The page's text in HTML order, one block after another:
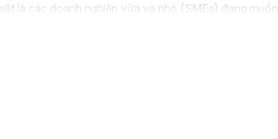
là các doanh nghiệp vừa và nhỏ (SMEs) đang muốn